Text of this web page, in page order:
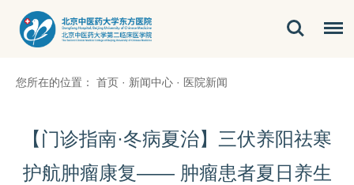
您所在的位置： 首页 · 新闻中心 · 医院新闻
【门诊指南·冬病夏治】三伏养阳祛寒
护航肿瘤康复—— 肿瘤患者夏日养生